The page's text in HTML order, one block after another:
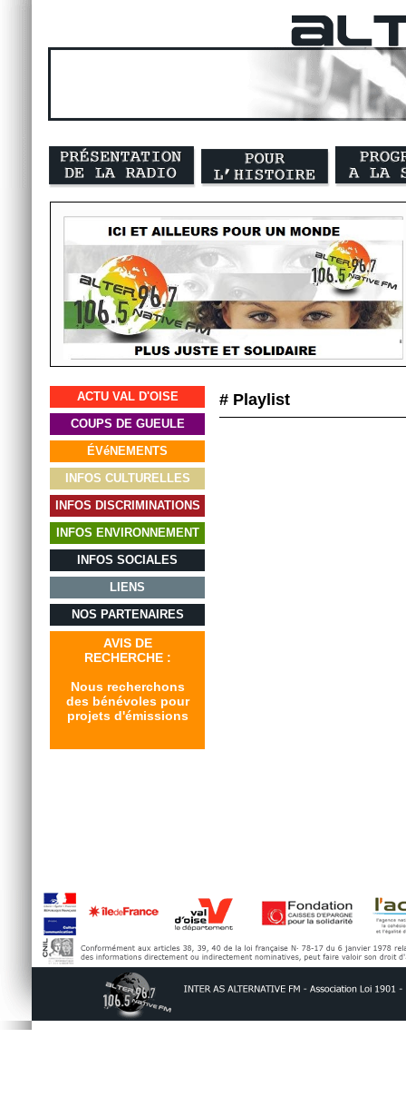
ACTU VAL D'OISE
COUPS DE GUEULE
ÉVéNEMENTS
INFOS CULTURELLES
INFOS DISCRIMINATIONS
INFOS ENVIRONNEMENT
INFOS SOCIALES
LIENS
NOS PARTENAIRES
AVIS DE
RECHERCHE :
Nous recherchons
des bénévoles pour
projets d'émissions
# Playlist